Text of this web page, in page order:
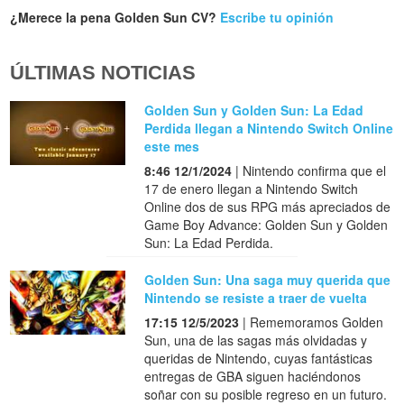
¿Merece la pena Golden Sun CV? Escribe tu opinión
ÚLTIMAS NOTICIAS
Golden Sun y Golden Sun: La Edad
Perdida llegan a Nintendo Switch Online
este mes
8:46 12/1/2024 | Nintendo confirma que el
17 de enero llegan a Nintendo Switch
Online dos de sus RPG más apreciados de
Game Boy Advance: Golden Sun y Golden
Sun: La Edad Perdida.
Golden Sun: Una saga muy querida que
Nintendo se resiste a traer de vuelta
17:15 12/5/2023 | Rememoramos Golden
Sun, una de las sagas más olvidadas y
queridas de Nintendo, cuyas fantásticas
entregas de GBA siguen haciéndonos
soñar con su posible regreso en un futuro.